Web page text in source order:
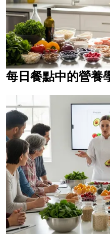
每日餐點中的營養